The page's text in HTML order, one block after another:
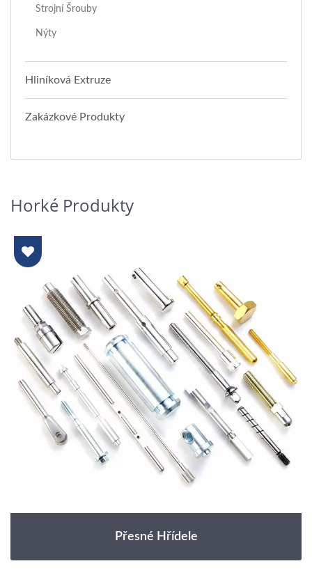
Strojní Šrouby
Nýty
Hliníková Extruze
Zakázkové Produkty
Horké Produkty
Přesné Hřídele